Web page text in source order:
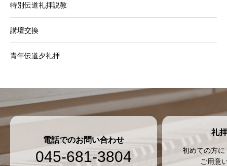
特別伝道礼拝説教
講壇交換
青年伝道夕礼拝
電話でのお問い合わせ
045-681-3804
礼
初めての方
ご用意